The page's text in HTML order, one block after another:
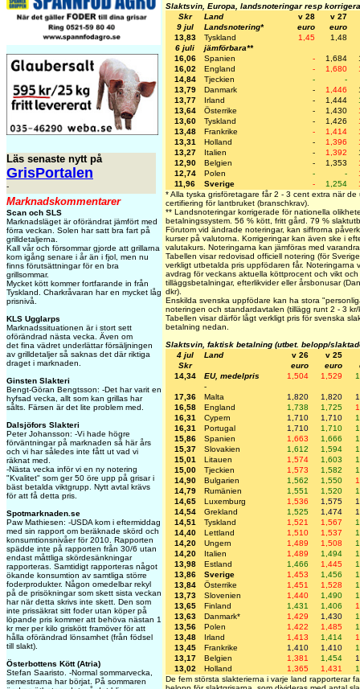
Läs senaste nytt på
GrisPortalen
-
Marknadskommentarer
Scan och SLS
Marknadsläget är oförändrat jämfört med
förra veckan. Solen har satt bra fart på
grilldetaljerna.
Kall vår och försommar gjorde att grillarna
kom igång senare i år än i fjol, men nu
finns förutsättningar för en bra
grillsommar.
Mycket kött kommer fortfarande in från
Tyskland. Charkråvaran har en mycket låg
prisnivå.
KLS Ugglarps
Marknadssituationen är i stort sett
oförändrad nästa vecka. Även om
det fina vädret underlättar försäljningen
av grilldetaljer så saknas det där riktiga
draget i marknaden.
Ginsten Slakteri
Bengt-Göran Bengtsson: -Det har varit en
hyfsad vecka, allt som kan grillas har
sålts. Färsen är det lite problem med.
Dalsjöfors Slakteri
Peter Johansson: -Vi hade högre
förväntningar på marknaden så här års
och vi har således inte fått ut vad vi
räknat med.
-Nästa vecka inför vi en ny notering
"Kvalitet" som ger 50 öre upp på grisar i
bäst betalda viktgrupp. Nytt avtal krävs
för att få detta pris.
Spotmarknaden.se
Paw Mathiesen: -USDA kom i eftermiddag
med sin rapport om beräknade skörd och
konsumtionsnivåer för 2010. Rapporten
spädde inte på rapporten från 30/6 utan
endast måttliga skördesänkningar
rapporteras. Samtidigt rapporteras något
ökande konsumtion av samtliga större
foderprodukter. Någon omedelbar rekyl
på de prisökningar som skett sista veckan
har när detta skrivs inte skett. Den som
inte prissäkrat sitt foder utan köper på
löpande pris kommer att behöva nästan 1
kr mer per kilo griskött framöver för att
hålla oförändrad lönsamhet (från födsel
till slakt).
Österbottens Kött (Atria)
Stefan Saaristo. -Normal sommarvecka,
semestrarna har börjat. På sommaren
Slaktsvin, Europa, landsnoteringar resp
Skr
Land v 28
v 27
9 jul
Landsnotering* euro
euro
13,83
Tyskland 1,45
1,48
6 juli
jämförbara**
16,06
Spanien - 1,684
16,02
England - 1,680
14,84
Tjeckien -
-
13,79
Danmark - 1,446
13,77
Irland - 1,444
13,64
Österrike - 1,430
13,60
Tyskland - 1,426
13,48
Frankrike - 1,414
13,31
Holland - 1,396
13,27
Italien - 1,392
12,90
Belgien - 1,353
12,74
Polen - -
11,96
Sverige - 1,254
* Alla tyska grisföretagare får 2 - 3 cent extra när de
certifiering för lantbruket (branschkrav).
** Landsnoteringar korrigerade för nationella
betalningssystem. 56 % kött, fritt gård. 79 %
Förutom vid ändrade noteringar, kan siffrorna
kurser på valutorna. Korrigeringar kan även ske i
valutakurs. Noteringarna kan jämföras med
Tabellen visar redovisad officiell notering (för
verkligt utbetalda pris uppfödaren får. Noteringarna
avdrag för veckans aktuella köttprocent och vikt
tilläggsbetalningar, efterlikvider eller årsbonusar
dkr).
Enskilda svenska uppfödare kan ha stora
noteringen och standardavtalen (tillägg runt 2 - 3 kr/
Tabellen visar därför lågt verkligt pris för svenska
betalning nedan.
Slaktsvin, faktisk betalning (utbet. belopp/
4 jul
Land v 26
v 25
Skr
euro euro
14,34
EU, medelpris 1,504 1,529
-
17,36
Malta 1,820 1,820
16,58
England 1,738 1,725
16,31
Cypern 1,710 1,710
16,31
Portugal 1,710 1,710
15,86
Spanien 1,663 1,666
15,37
Slovakien 1,612 1,594
15,01
Litauen 1,574 1,603
15,00
Tjeckien 1,573 1,582
14,90
Bulgarien 1,562 1,550
14,79
Rumänien 1,551 1,520
14,65
Luxemburg 1,536 1,575
14,54
Grekland 1,525 1,474
14,51
Tyskland 1,521 1,567
14,40
Lettland 1,510 1,537
14,20
Ungern 1,489 1,508
14,20
Italien 1,489 1,494
13,98
Estland 1,466 1,445
13,86
Sverige 1,453 1,456
13,84
Österrike 1,451 1,528
13,73
Slovenien 1,440 1,490
13,65
Finland 1,431 1,406
13,63
Danmark* 1,429 1,430
13,56
Polen 1,422 1,485
13,48
Irland 1,413 1,414
13,45
Frankrike 1,410 1,410
13,17
Belgien 1,381 1,454
13,02
Holland 1,365 1,431
De fem största slakterierna i varje land rapporterar